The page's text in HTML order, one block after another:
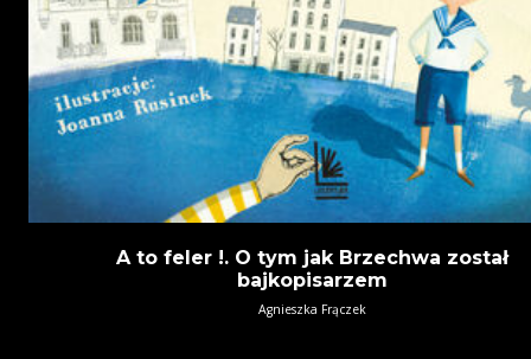
A to feler !. O tym jak Brzechwa został
bajkopisarzem
Agnieszka Frączek